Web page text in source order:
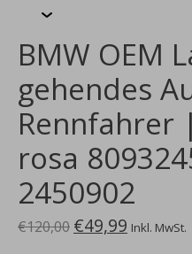
BMW OEM
gehendes
rosa
2450902
€120,00 €49,99 Inkl. MwSt.